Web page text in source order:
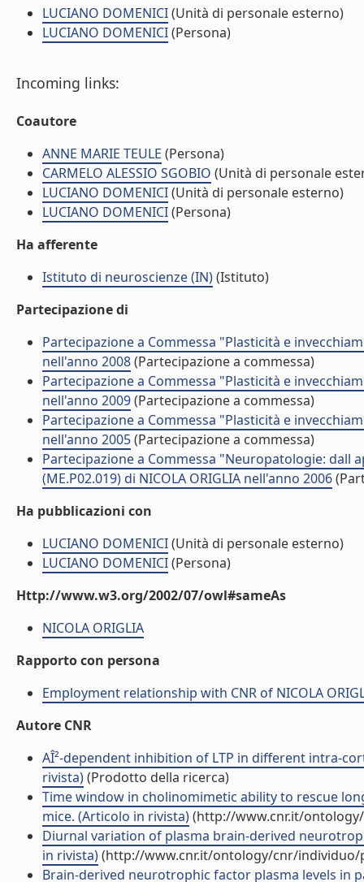
LUCIANO DOMENICI(Unità di personale esterno)
LUCIANO DOMENICI(Persona)
Incoming links:
Coautore
ANNE MARIE TEULE (Persona)
CARMELO ALESSIO SGOBIO (Unità di personale
LUCIANO DOMENICI(Unità di personale esterno)
LUCIANO DOMENICI(Persona)
Ha afferente
Istituto di neuroscienze (IN)(Istituto)
Partecipazione di
Partecipazione a Commessa "Plasticità e
nell'anno 2008(Partecipazione a commessa)
Partecipazione a Commessa "Plasticità e
nell'anno 2009(Partecipazione a commessa)
Partecipazione a Commessa "Plasticità e
nell'anno 2005(Partecipazione a commessa)
Partecipazione a Commessa "Neuropatologie:
(ME.P02.019) di NICOLA ORIGLIA nell'anno 2006
Ha pubblicazioni con
LUCIANO DOMENICI(Unità di personale esterno)
LUCIANO DOMENICI(Persona)
Http://www.w3.org/2002/07/owl#sameAs
NICOLA ORIGLIA
Rapporto con persona
Employment relationship with CNR of NICOLA
Autore CNR
AÎ²-dependent inhibition of LTP in different intra-
rivista)(Prodotto della ricerca)
Time window in cholinomimetic ability to rescue
mice. (Articolo in rivista)(http://www.cnr.it/
Diurnal variation of plasma brain-derived
in rivista)(http://www.cnr.it/ontology/cnr/individuo/
Brain-derived neurotrophic factor plasma levels